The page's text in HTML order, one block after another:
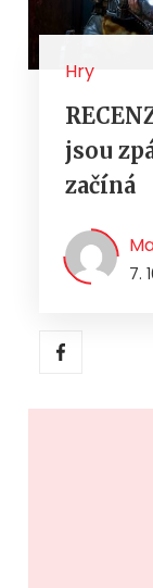
Hry
jsou
začíná
7.